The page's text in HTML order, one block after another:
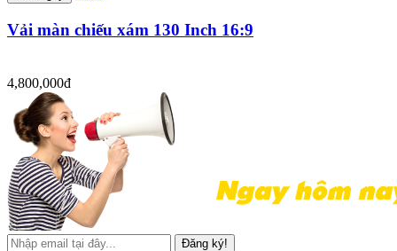
Vải màn chiếu xám 130 Inch 16:9
4,800,000đ
Đăng ký!